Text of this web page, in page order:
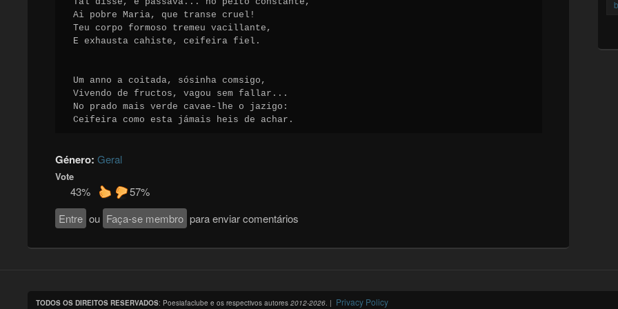
Ai pobre Maria, que transe cruel!
Teu corpo formoso tremeu vacillante,
E exhausta cahiste, ceifeira fiel.
Um anno a coitada, sósinha comsigo,
Vivendo de fructos, vagou sem fallar...
No prado mais verde cavae-lhe o jazigo:
Ceifeira como esta jámais heis de achar.
Género: Geral
Vote
43%
57%
Entre ou Faça-se membro para enviar comentários
TODOS OS DIREITOS RESERVADOS: Poesiafaclube e os respectivos autores2012-2026 . | Privacy Policy